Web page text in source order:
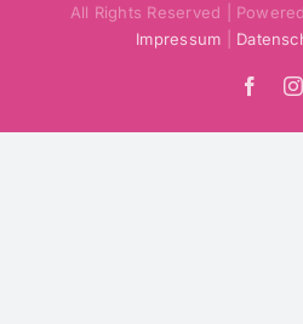
All Rights Reserved |
Impressum